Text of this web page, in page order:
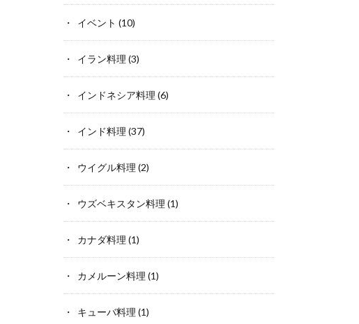
イベント (10)
イラン料理 (3)
インドネシア料理 (6)
インド料理 (37)
ウイグル料理 (2)
ウズベキスタン料理 (1)
カナダ料理 (1)
カメルーン料理 (1)
キューバ料理 (1)